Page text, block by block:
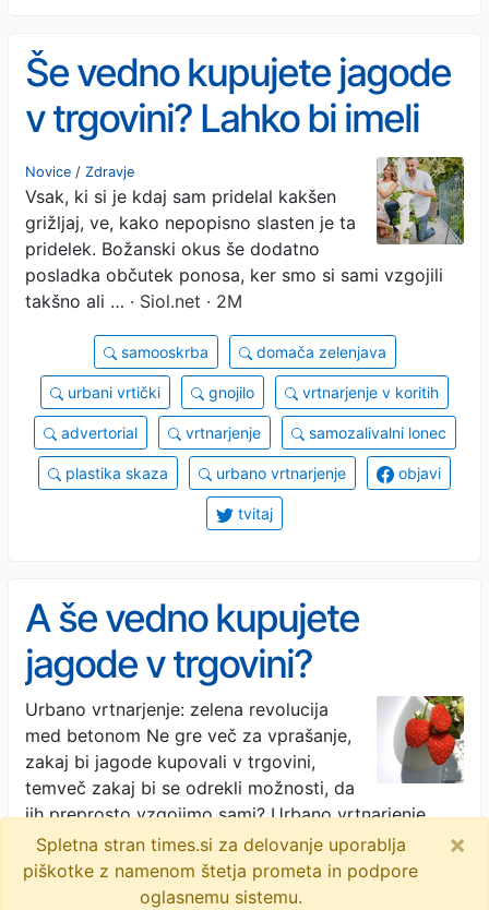
Še vedno kupujete jagode
v trgovini? Lahko bi imeli
svoje.
Novice / Zdravje
Vsak, ki si je kdaj sam pridelal kakšen
grižljaj, ve, kako nepopisno slasten je ta
pridelek. Božanski okus še dodatno
posladka občutek ponosa, ker smo si sami vzgojili
takšno ali … · Siol.net · 2M
samooskrba domača zelenjava
urbani vrtički gnojilo vrtnarjenje v koritih
advertorial vrtnarjenje samozalivalni lonec
plastika skaza urbano vrtnarjenje objavi
tvitaj
A še vedno kupujete
jagode v trgovini?
Urbano vrtnarjenje: zelena revolucija
med betonom Ne gre več za vprašanje,
zakaj bi jagode kupovali v trgovini,
temveč zakaj bi se odrekli možnosti, da
jih preprosto vzgojimo sami? Urbano vrtnarjenje
…· Svet24 · 2M
objavi tvitaj
Spletna stran times.si za delovanje uporablja
piškotke z namenom štetja prometa in podpore
oglasnemu sistemu.
×